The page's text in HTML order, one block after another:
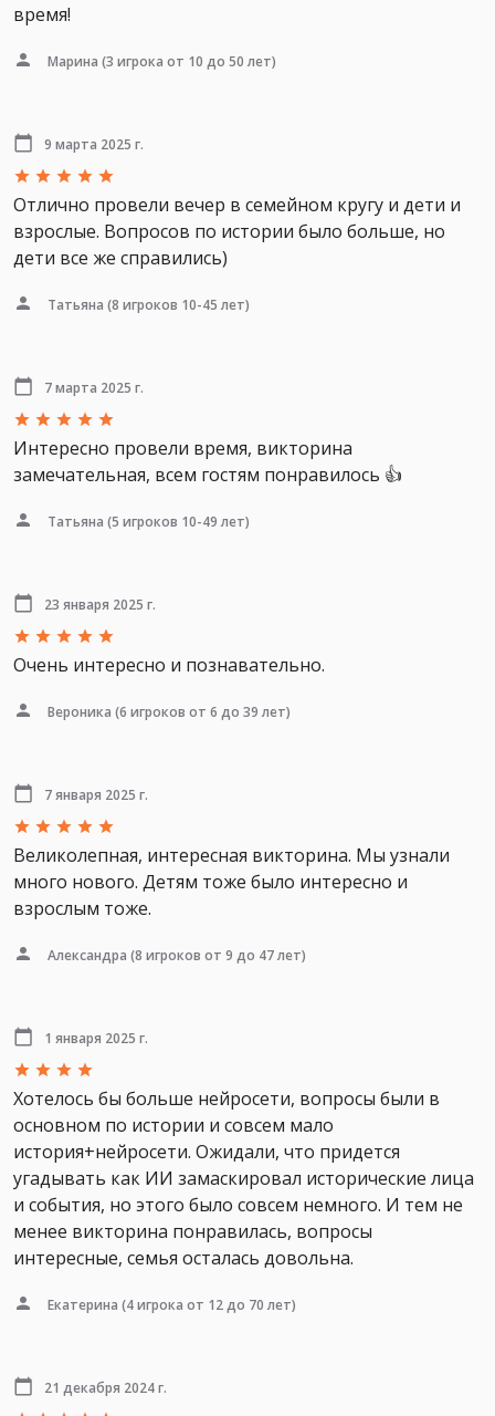
время!
Марина (3 игрока от 10 до 50 лет)
9 марта 2025 г.
Отлично провели вечер в семейном кругу и дети и
взрослые. Вопросов по истории было больше, но
дети все же справились)
Татьяна (8 игроков 10-45 лет)
7 марта 2025 г.
Интересно провели время, викторина
замечательная, всем гостям понравилось 👍
Татьяна (5 игроков 10-49 лет)
23 января 2025 г.
Очень интересно и познавательно.
Вероника (6 игроков от 6 до 39 лет)
7 января 2025 г.
Великолепная, интересная викторина. Мы узнали
много нового. Детям тоже было интересно и
взрослым тоже.
Александра (8 игроков от 9 до 47 лет)
1 января 2025 г.
Хотелось бы больше нейросети, вопросы были в
основном по истории и совсем мало
история+нейросети. Ожидали, что придется
угадывать как ИИ замаскировал исторические лица
и события, но этого было совсем немного. И тем не
менее викторина понравилась, вопросы
интересные, семья осталась довольна.
Екатерина (4 игрока от 12 до 70 лет)
21 декабря 2024 г.